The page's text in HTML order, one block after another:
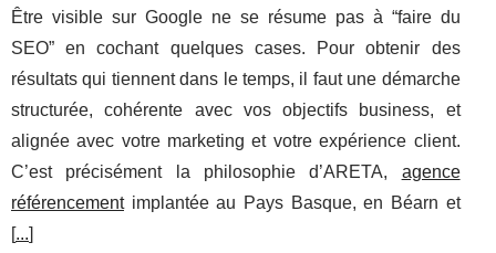
Être visible sur Google ne se résume pas à “faire du
SEO” en cochant quelques cases. Pour obtenir des
résultats qui tiennent dans le temps, il faut une démarche
structurée, cohérente avec vos objectifs business, et
alignée avec votre marketing et votre expérience client.
C’est précisément la philosophie d’ARETA, agence
référencementimplantée au Pays Basque, en Béarn et
[...]